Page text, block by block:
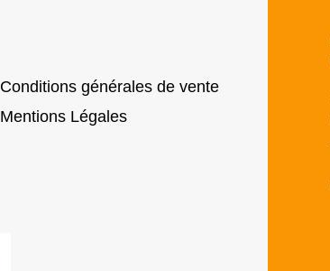
Conditions générales de vente
Mentions Légales